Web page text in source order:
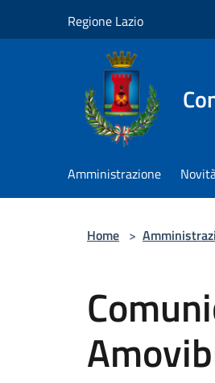
Regione Lazio
Amministrazione
Home >